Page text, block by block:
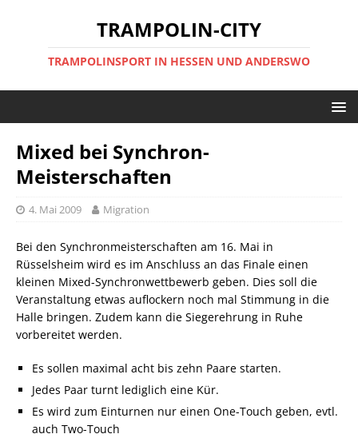
TRAMPOLIN-CITY
TRAMPOLINSPORT IN HESSEN UND ANDERSWO
Mixed bei Synchron-
Meisterschaften
4. Mai 2009 Migration
Bei den Synchronmeisterschaften am 16. Mai in
Rüsselsheim wird es im Anschluss an das Finale einen
kleinen Mixed-Synchronwettbewerb geben. Dies soll die
Veranstaltung etwas auflockern noch mal Stimmung in die
Halle bringen. Zudem kann die Siegerehrung in Ruhe
vorbereitet werden.
Es sollen maximal acht bis zehn Paare starten.
Jedes Paar turnt lediglich eine Kür.
Es wird zum Einturnen nur einen One-Touch geben, evtl.
auch Two-Touch